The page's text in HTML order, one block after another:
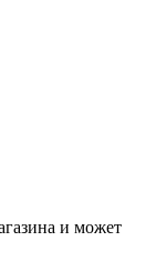
и может